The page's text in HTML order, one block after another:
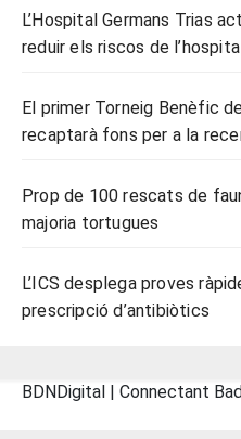
L’Hospital Germans Trias
reduir els riscos de
El primer Torneig Benèfic
recaptarà fons per a la
Prop de 100 rescats de
majoria tortugues
L’ICS desplega proves
prescripció d’antibiòtics
BDNDigital | Connectant